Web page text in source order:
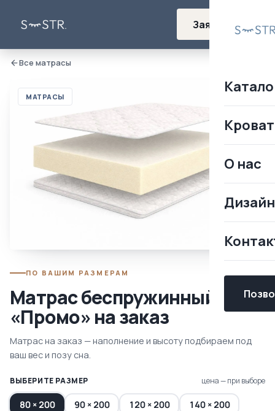
Заявка
О нас
Все матрасы
МАТРАСЫ
ПО ВАШИМ РАЗМЕРАМ
Матрас беспружинный
«Промо» на заказ
Матрас на заказ — наполнение и высоту подбираем под
ваш вес и позу сна.
ВЫБЕРИТЕ РАЗМЕР цена — при выборе
80 × 200 90 × 200 120 × 200
140 × 200